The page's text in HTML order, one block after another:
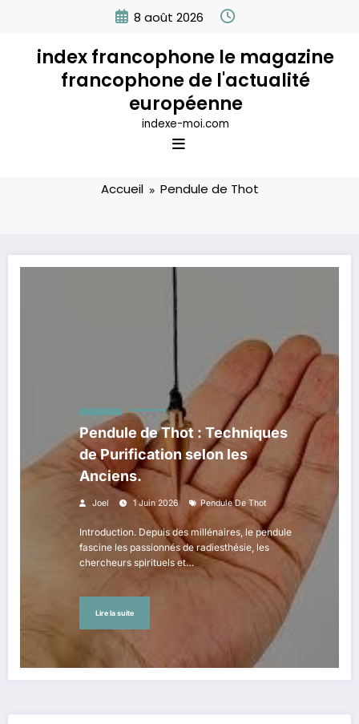
8 août 2026
index francophone le magazine
francophone de l'actualité
européenne
indexe-moi.com
Étiquette: Pendule de Thot
Accueil Pendule de Thot
Pendule de Thot : Techniques
de Purification selon les
Anciens.
Joel 1 Juin 2026 Pendule De Thot
Introduction. Depuis des millénaires, le pendule
fascine les passionnés de radiesthésie, les
chercheurs spirituels et…
Lire la suite